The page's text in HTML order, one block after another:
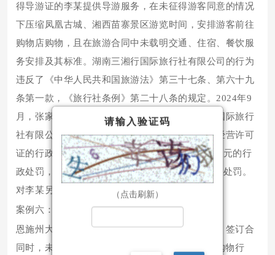
得导游证的李某提供导游服务，在未征得游客同意的情况
下压缩凤凰古城、湘西苗寨景区游览时间，安排游客前往
购物店购物，且在旅游合同中未载明交通、住宿、餐饮服
务安排及其标准。湖南三湘行国际旅行社有限公司的行为
违反了《中华人民共和国旅游法》第三十七条、第六十九
条第一款，《旅行社条例》第二十八条的规定。2024年9
月，张家界市文化旅游广电体育局对湖南三湘行国际旅行
社有限公司作出没收违法所得、吊销旅行社业务经营许可
证的行政处罚，对法定代表人宋某作出罚款28000元的行
政处罚，对工作人员肖某作出罚款28000元的行政处罚。
对李某另案处理。
案例六：旅行社误导游客消费且拒不改正案
恩施州大美旅行社有限公司工作人员向游客宣传、签订合
同时，未告知旅游行程包含“和氏璧珠宝中心”等购物行
请输入验证码
（点击刷新）